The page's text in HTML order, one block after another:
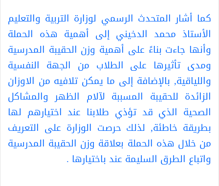
كما أشار المتحدث الرسمي لوزارة التربية والتعليم
الأستاذ محمد الدخيني إلى أهمية هذه الحملة
وأنها جاءت بناءً على أهمية وزن الحقيبة المدرسية
ومدى تأثيرها على الطلاب من الجهة النفسية
واللياقية, بالإضافة إلى ما يمكن تلافيه من الاوزان
الزائدة للحقيبة المسببة لآلام الظهر والمشاكل
الصحية الذي قد تؤذي طلابنا عند اختيارهم لها
بطريقة خاطئة, لذلك حرصت الوزارة على التعريف
من خلال هذه الحملة بعلاقة وزن الحقيبة المدرسية
واتباع الطرق السليمة عند باختيارها .